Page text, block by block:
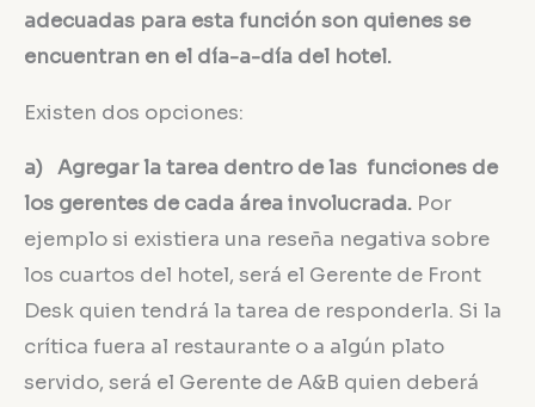
adecuadas para esta función son quienes se
encuentran en el día-a-día del hotel.
Existen dos opciones:
a) Agregar la tarea dentro de las funciones de
los gerentes de cada área involucrada. Por
ejemplo si existiera una reseña negativa sobre
los cuartos del hotel, será el Gerente de Front
Desk quien tendrá la tarea de responderla. Si la
crítica fuera al restaurante o a algún plato
servido, será el Gerente de A&B quien deberá